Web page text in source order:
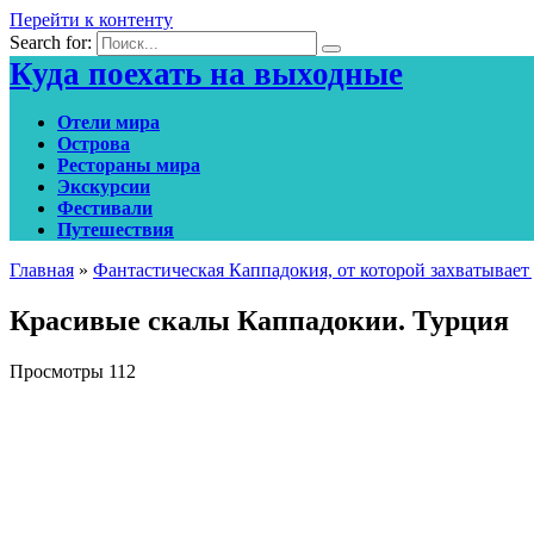
Перейти к контенту
Search for:
Куда поехать на выходные
Отели мира
Острова
Рестораны мира
Экскурсии
Фестивали
Путешествия
Главная » Фантастическая Каппадокия, от которой
Красивые скалы Каппадокии. Турция
Просмотры 112